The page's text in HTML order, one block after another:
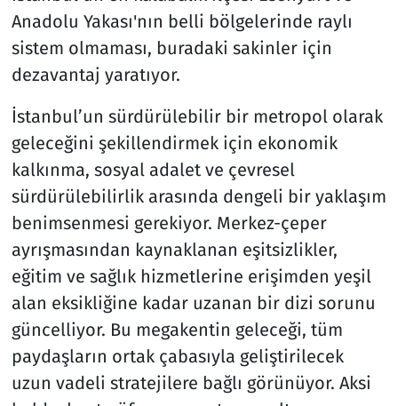
Anadolu Yakası'nın belli bölgelerinde raylı
sistem olmaması, buradaki sakinler için
dezavantaj yaratıyor.
İstanbul’un sürdürülebilir bir metropol olarak
geleceğini şekillendirmek için ekonomik
kalkınma, sosyal adalet ve çevresel
sürdürülebilirlik arasında dengeli bir yaklaşım
benimsenmesi gerekiyor. Merkez-çeper
ayrışmasından kaynaklanan eşitsizlikler,
eğitim ve sağlık hizmetlerine erişimden yeşil
alan eksikliğine kadar uzanan bir dizi sorunu
güncelliyor. Bu megakentin geleceği, tüm
paydaşların ortak çabasıyla geliştirilecek
uzun vadeli stratejilere bağlı görünüyor. Aksi